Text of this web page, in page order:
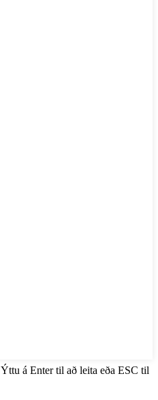
Ýttu á Enter til að leita eða ESC til